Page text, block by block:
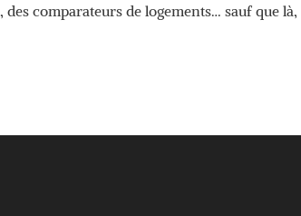
comparateurs de logements… sauf que là,